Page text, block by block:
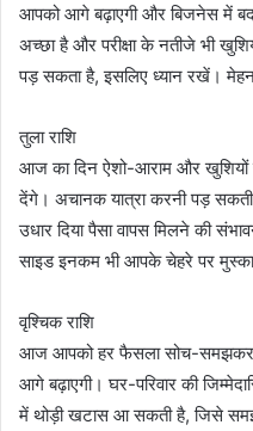
आपको आगे बढ़ाएगी और बिजनेस में
अच्छा है और परीक्षा के नतीजे भी
पड़ सकता है, इसलिए ध्यान रखें।
तुला राशि
आज का दिन ऐशो-आराम और खुशियों
देंगे। अचानक यात्रा करनी पड़
उधार दिया पैसा वापस मिलने की
साइड इनकम भी आपके चेहरे पर
वृश्चिक राशि
आज आपको हर फैसला सोच-समझकर
आगे बढ़ाएगी। घर-परिवार की
में थोड़ी खटास आ सकती है, जिसे